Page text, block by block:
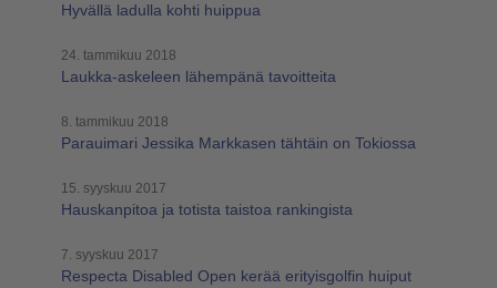
Hyvällä ladulla kohti huippua
24. tammikuu 2018
Laukka-askeleen lähempänä tavoitteita
8. tammikuu 2018
Parauimari Jessika Markkasen tähtäin on Tokiossa
15. syyskuu 2017
Hauskanpitoa ja totista taistoa rankingista
7. syyskuu 2017
Respecta Disabled Open kerää erityisgolfin huiput